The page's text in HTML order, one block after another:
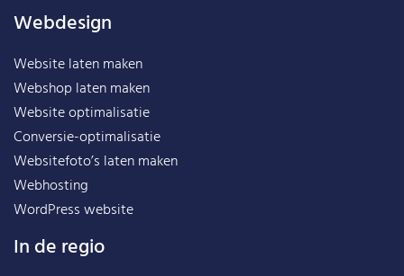
Webdesign
Website laten maken
Webshop laten maken
Website optimalisatie
Conversie-optimalisatie
Websitefoto’s laten maken
Webhosting
WordPress website
In de regio